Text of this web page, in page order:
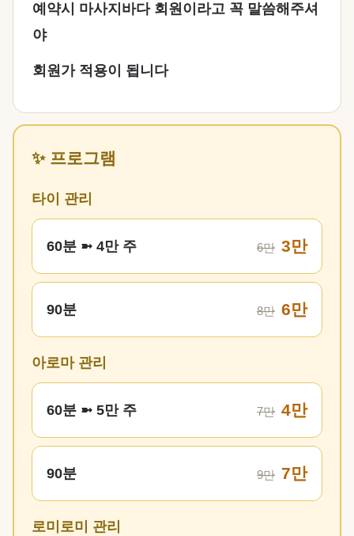
예약시 마사지바다 회원이라고 꼭 말씀해주셔
야
회원가 적용이 됩니다
✨ 프로그램
타이 관리
60분 ➼ 4만 주 6만 3만
90분 8만 6만
아로마 관리
60분 ➼ 5만 주 7만 4만
90분 9만 7만
로미로미 관리